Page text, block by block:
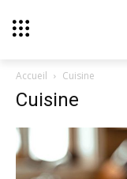
Accueil Cuisine
Cuisine